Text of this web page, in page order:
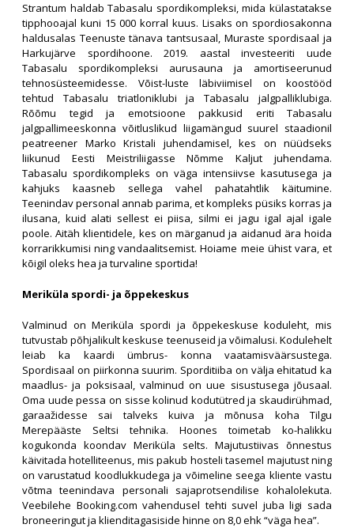
Strantum haldab Tabasalu spordikompleksi, mida külastatakse
tipphooajal kuni 15 000 korral kuus. Lisaks on spordiosakonna
haldusalas Teenuste tänava tantsusaal, Muraste spordisaal ja
Harkujärve spordihoone. 2019. aastal investeeriti uude
Tabasalu spordikompleksi aurusauna ja amortiseerunud
tehnosüsteemidesse. Võist-luste läbiviimisel on koostööd
tehtud Tabasalu triatloniklubi ja Tabasalu jalgpalliklubiga.
Rõõmu tegid ja emotsioone pakkusid eriti Tabasalu
jalgpallimeeskonna võitluslikud liigamängud suurel staadionil
peatreener Marko Kristali juhendamisel, kes on nüüdseks
liikunud Eesti Meistriliigasse Nõmme Kaljut juhendama.
Tabasalu spordikompleks on väga intensiivse kasutusega ja
kahjuks kaasneb sellega vahel pahatahtlik käitumine.
Teenindav personal annab parima, et kompleks püsiks korras ja
ilusana, kuid alati sellest ei piisa, silmi ei jagu igal ajal igale
poole. Aitäh klientidele, kes on märganud ja aidanud ära hoida
korrarikkumisi ning vandaalitsemist. Hoiame meie ühist vara, et
kõigil oleks hea ja turvaline sportida!
Meriküla spordi- ja õppekeskus
Valminud on Meriküla spordi ja õppekeskuse koduleht, mis
tutvustab põhjalikult keskuse teenuseid ja võimalusi. Kodulehelt
leiab ka kaardi ümbrus- konna vaatamisväärsustega.
Spordisaal on piirkonna suurim. Sporditiiba on välja ehitatud ka
maadlus- ja poksisaal, valminud on uue sisustusega jõusaal.
Oma uude pessa on sisse kolinud kodutütred ja skaudirühmad,
garaažidesse sai talveks kuiva ja mõnusa koha Tilgu
Merepääste Seltsi tehnika. Hoones toimetab ko-halikku
kogukonda koondav Meriküla selts. Majutustiivas õnnestus
käivitada hotelliteenus, mis pakub hosteli tasemel majutust ning
on varustatud koodlukkudega ja võimeline seega kliente vastu
võtma teenindava personali sajaprotsendilise kohalolekuta.
Veebilehe Booking.com vahendusel tehti suvel juba ligi sada
broneeringut ja klienditagasiside hinne on 8,0 ehk “väga hea”.